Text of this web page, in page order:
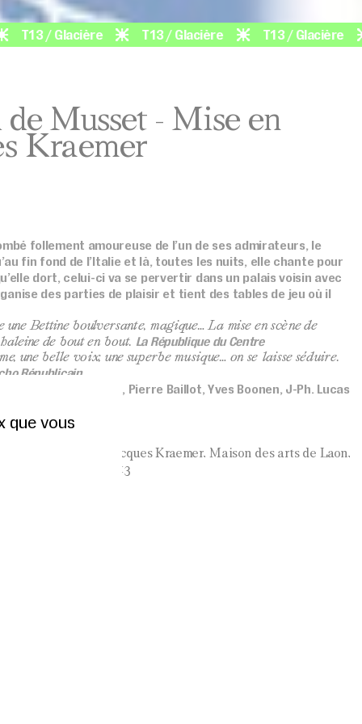
/ Glacière T13 / Glacière T13 / Glacière
Musset - Mise en
Kraemer
follement amoureuse de l’un de ses admirateurs, le
fin fond de l’Italie et là, toutes les nuits, elle chante pour
dort, celui-ci va se pervertir dans un palais voisin avec
des parties de plaisir et tient des tables de jeu où il
une Bettine boulversante, magique… La mise en scène de
de bout en bout. La République du Centre
une belle voix, une superbe musique… on se laisse séduire.
Républicain
François Timmerman, Pierre Baillot, Yves Boonen, J-Ph. Lucas
Comédie de Jacques Kraemer, Maison des arts de Laon,
sous-Bois, Théâtre 13
que vous